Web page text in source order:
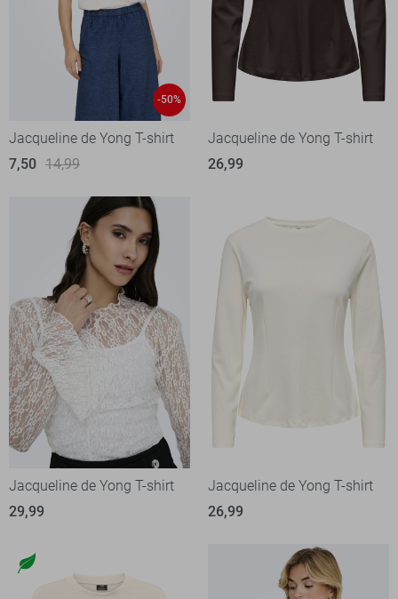
-50%
Jacqueline de Yong T-shirt
7,50 14,99
Jacqueline de Yong T-shirt
26,99
Jacqueline de Yong T-shirt
29,99
Jacqueline de Yong T-shirt
26,99